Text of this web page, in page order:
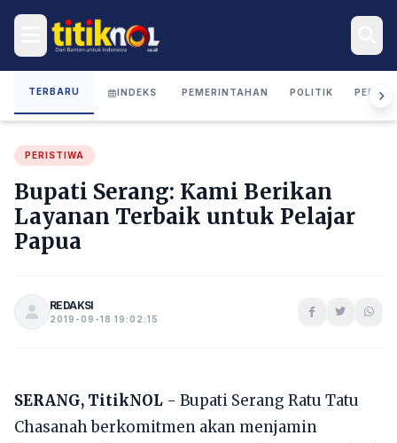
TERBARU INDEKS PEMERINTAHAN POLITIK
PERISTIWA
Bupati Serang: Kami Berikan
Layanan Terbaik untuk Pelajar
Papua
REDAKSI
2019-09-18 19:02:15
SERANG, TitikNOL - Bupati Serang Ratu Tatu
Chasanah berkomitmen akan menjamin